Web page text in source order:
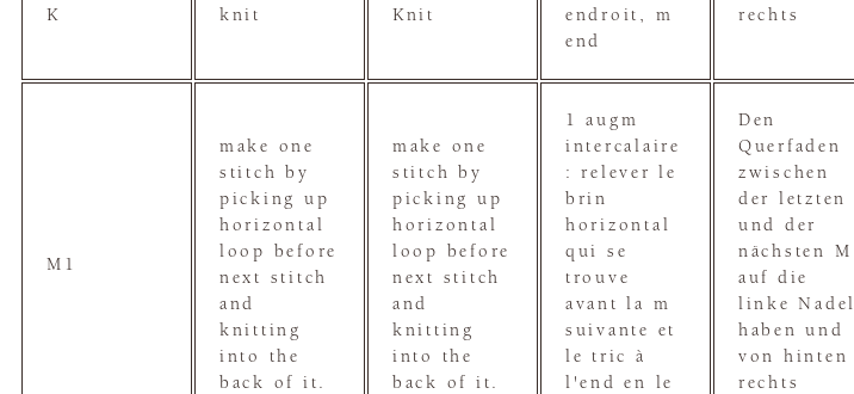
K knit Knit
endroit, m
end
rechts
M1
make one
stitch by
picking up
horizontal
loop before
next stitch
and
knitting
into the
back of it.
make one
stitch by
picking up
horizontal
loop before
next stitch
and
knitting
into the
back of it.
1 augm
intercalaire
: relever le
brin
horizontal
qui se
trouve
avant la m
suivante et
le tric à
l'end en le
Den
Querfaden
zwischen
der letzten
und der
nächsten M
auf die
linke Nadel
haben und
von hinten
rechts